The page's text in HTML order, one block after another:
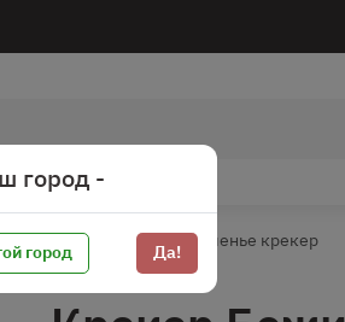
Вафли/Пряники Печенье крекер
город -
город Да!